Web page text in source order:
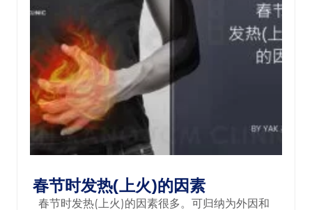
春节时发热(上火)的因素
春节时发热(上火)的因素很多。可归纳为外因和